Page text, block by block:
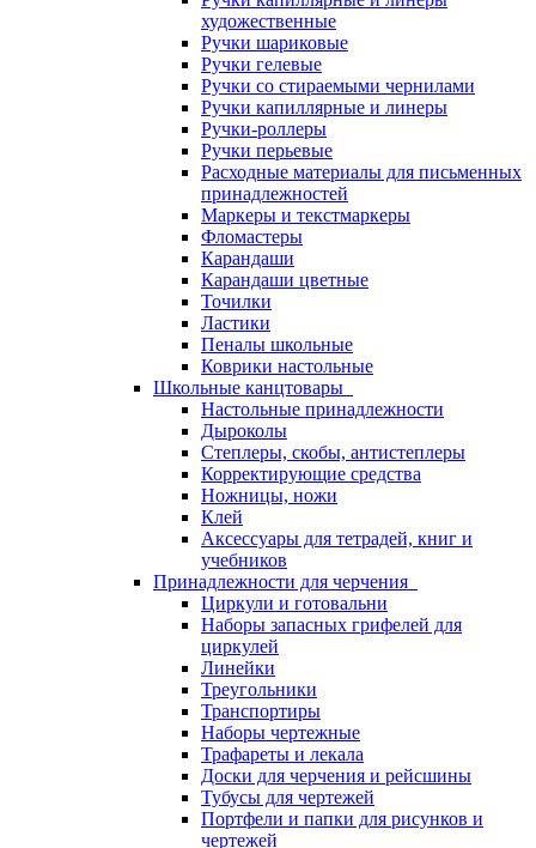
художественные
Ручки шариковые
Ручки гелевые
Ручки со стираемыми чернилами
Ручки капиллярные и линеры
Ручки-роллеры
Ручки перьевые
Расходные материалы для письменных
принадлежностей
Маркеры и текстмаркеры
Фломастеры
Карандаши
Карандаши цветные
Точилки
Ластики
Пеналы школьные
Коврики настольные
Школьные канцтовары
Настольные принадлежности
Дыроколы
Степлеры, скобы, антистеплеры
Корректирующие средства
Ножницы, ножи
Клей
Аксессуары для тетрадей, книг и
учебников
Принадлежности для черчения
Циркули и готовальни
Наборы запасных грифелей для
циркулей
Линейки
Треугольники
Транспортиры
Наборы чертежные
Трафареты и лекала
Доски для черчения и рейсшины
Тубусы для чертежей
Портфели и папки для рисунков и
чертежей